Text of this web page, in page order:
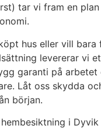
tar vi fram en plan
hus eller vill bara
levererar vi
garanti på arbetet
Låt oss skydda
början.
i Dyvik